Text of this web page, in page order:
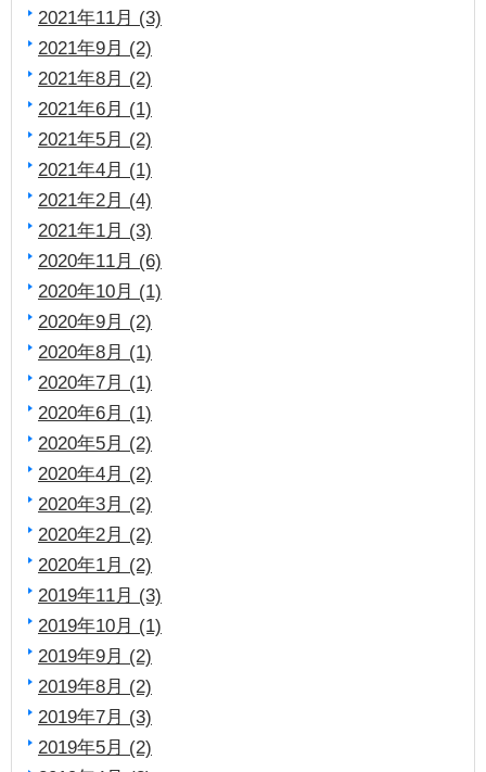
2021年11月 (3)
2021年9月 (2)
2021年8月 (2)
2021年6月 (1)
2021年5月 (2)
2021年4月 (1)
2021年2月 (4)
2021年1月 (3)
2020年11月 (6)
2020年10月 (1)
2020年9月 (2)
2020年8月 (1)
2020年7月 (1)
2020年6月 (1)
2020年5月 (2)
2020年4月 (2)
2020年3月 (2)
2020年2月 (2)
2020年1月 (2)
2019年11月 (3)
2019年10月 (1)
2019年9月 (2)
2019年8月 (2)
2019年7月 (3)
2019年5月 (2)